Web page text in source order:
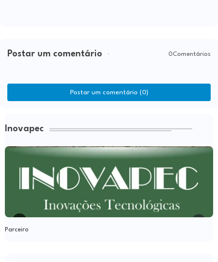
Postar um comentário 0Comentários
Postar um comentário (0)
Inovapec
Parceiro